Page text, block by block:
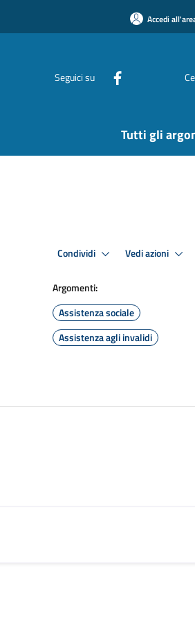
Accedi
Seguici su
Tutti gli
Condividi Vedi azioni
Argomenti:
Assistenza sociale
Assistenza agli invalidi